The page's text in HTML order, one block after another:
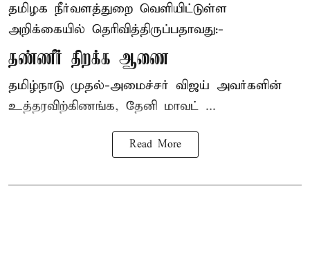
தமிழக நீர்வளத்துறை வெளியிட்டுள்ள
அறிக்கையில் தெரிவித்திருப்பதாவது:-
தண்ணீர் திறக்க ஆணை
தமிழ்நாடு முதல்-அமைச்சர் விஜய் அவர்களின்
உத்தரவிற்கிணங்க, தேனி மாவட் ...
Read More